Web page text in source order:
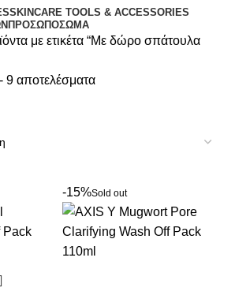
SKINCARE TOOLS & ACCESSORIES
ΠΡΌΣΩΠΟΣΏΜΑ
με ετικέτα “Με δώρο σπάτουλα
9 αποτελέσματα
-15%Sold out